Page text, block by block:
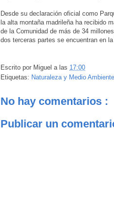
Desde su declaración oficial como
la alta montaña madrileña ha recibido
de la Comunidad de más de 34
dos terceras partes se encuentran en
Escrito por Miguel a las 17:00
Etiquetas: Naturaleza y Medio Ambiente
No hay comentarios :
Publicar un